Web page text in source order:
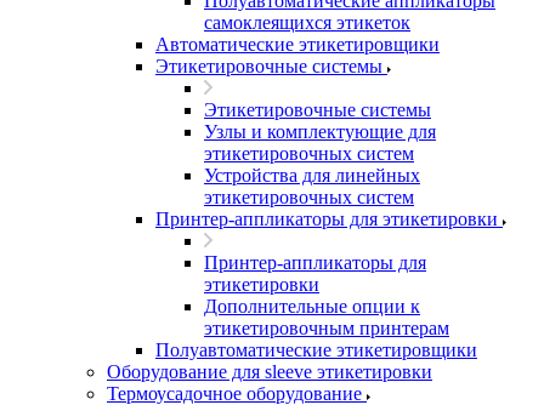
самоклеящихся этикеток
Автоматические этикетировщики
Этикетировочные системы
Этикетировочные системы
Узлы и комплектующие для
этикетировочных систем
Устройства для линейных
этикетировочных систем
Принтер-аппликаторы для этикетировки
Принтер-аппликаторы для
этикетировки
Дополнительные опции к
этикетировочным принтерам
Полуавтоматические этикетировщики
Оборудование для sleeve этикетировки
Термоусадочное оборудование